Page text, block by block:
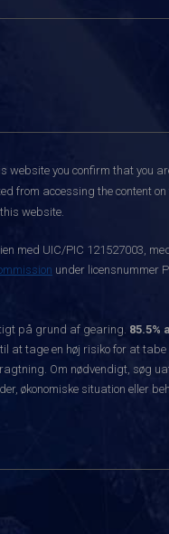
website you confirm that you
from accessing the content
website.
med UIC/PIC 121527003,
under licensnummer
på grund af gearing. 85.5%
at tage en høj risiko for at tabe
Om nødvendigt, søg
økonomiske situation eller